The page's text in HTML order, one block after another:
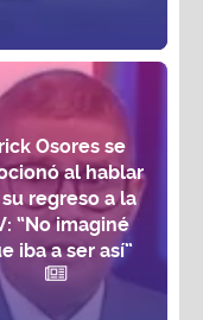
Osores se
al hablar
regreso a la
“No imaginé
iba a ser así”